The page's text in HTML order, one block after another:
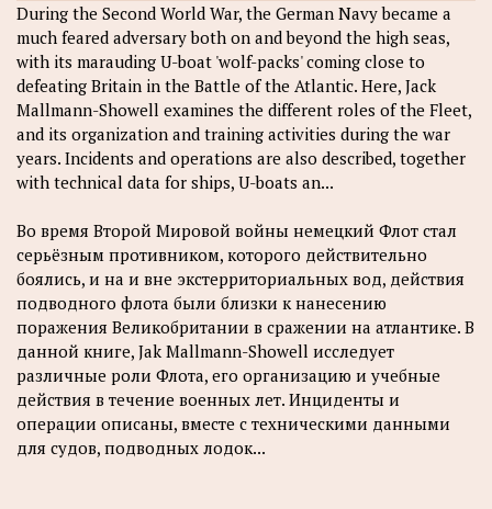
During the Second World War, the German Navy became a
much feared adversary both on and beyond the high seas,
with its marauding U-boat 'wolf-packs' coming close to
defeating Britain in the Battle of the Atlantic. Here, Jack
Mallmann-Showell examines the different roles of the Fleet,
and its organization and training activities during the war
years. Incidents and operations are also described, together
with technical data for ships, U-boats an...
Во время Второй Мировой войны немецкий Флот стал
серьёзным противником, которого действительно
боялись, и на и вне экстерриториальных вод, действия
подводного флота были близки к нанесению
поражения Великобритании в сражении на атлантике. В
данной книге, Jak Mallmann-Showell исследует
различные роли Флота, его организацию и учебные
действия в течение военных лет. Инциденты и
операции описаны, вместе с техническими данными
для судов, подводных лодок...